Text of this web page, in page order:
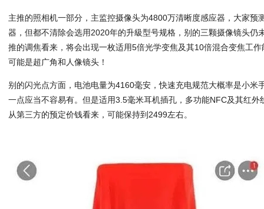
主推的照相机一部分，主监控摄像头为4800万清晰度感应器，大家预
器，但都不清除会选用2020年的升級型号规格，别的三颗摄像镜头仍
推的调焦看来，将会出现一枚适用5倍光学变焦及其10倍混合变焦工
可能是超广角和人像镜头！
别的闪光点方面，电池电量为4160毫安，快速充电规范大概率是小米
一点应当不容易有。但是适用3.5毫米耳机插孔，多功能NFC及其红
从第三方的预定价钱看来，可能保持到2499左右。